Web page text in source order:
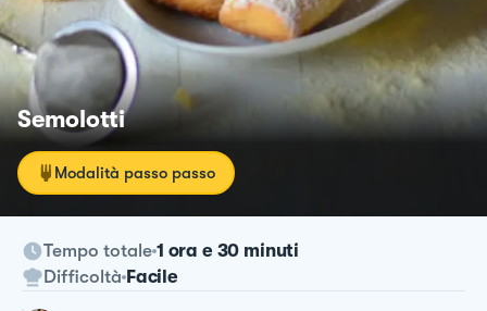
Semolotti
Modalità passo passo
Tempo totale 1 ora e 30 minuti
Difficoltà Facile